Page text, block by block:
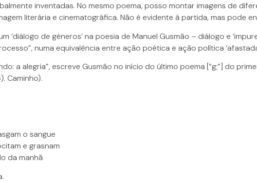
inventadas. No mesmo poema, posso montar imagens de
literária e cinematográfica. Não é evidente à partida, mas pode
‘diálogo de géneros’ na poesia de Manuel Gusmão – diálogo e
numa equivalência entre ação poética e ação política
a alegria”, escreve Gusmão no início do último poema [“g;”] do
Caminho).
o sangue
e grasnam
da manhã